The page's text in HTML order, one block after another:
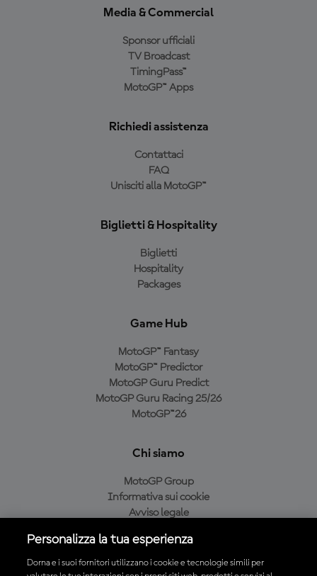
Media & Commercial
Sponsor ufficiali
TV Broadcast
TimingPass™
MotoGP™ Apps
Richiedi assistenza
Contattaci
FAQ
Unisciti alla MotoGP™
Biglietti & Hospitality
Biglietti
Hospitality
Packages
Game Hub
MotoGP™ Fantasy
MotoGP™ Predictor
MotoGP Guru Predict
MotoGP Guru Racing 25/26
MotoGP™26
Chi siamo
MotoGP Group
Informativa sui cookie
Avviso legale
Condizioni di acquisto
Personalizza la tua esperienza
Dorna e i suoi fornitori utilizzano i cookie e tecnologie simili per